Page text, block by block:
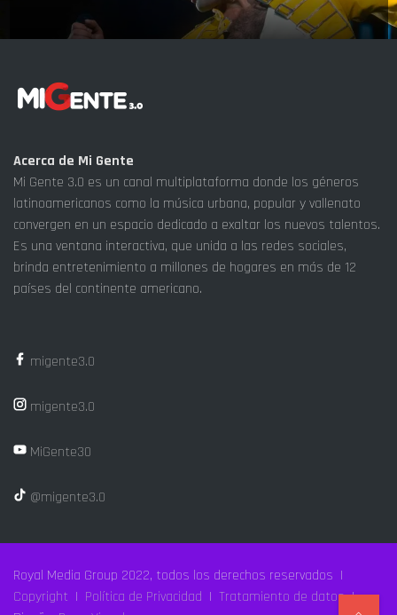
Acerca de Mi Gente
Mi Gente 3.0 es un canal multiplataforma donde los géneros
latinoamericanos como la música urbana, popular y vallenato
convergen en un espacio dedicado a exaltar los nuevos talentos.
Es una ventana interactiva, que unida a las redes sociales,
brinda entretenimiento a millones de hogares en más de 12
países del continente americano.
migente3.0
migente3.0
MiGente30
@migente3.0
Royal Media Group 2022, todos los derechos reservados |
Copyright | Política de Privacidad | Tratamiento de datos|